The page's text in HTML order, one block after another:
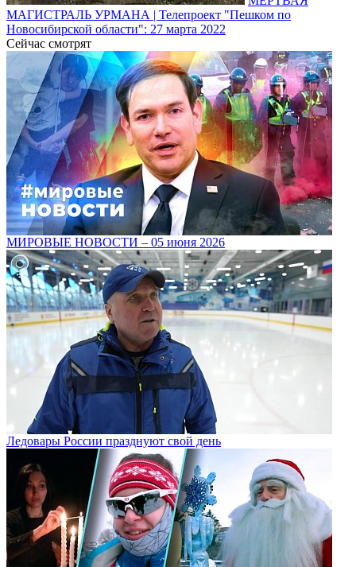
МАГИСТРАЛЬ УРМАНА | Телепроект "Пешком по
Новосибирской области": 27 марта 2022
Сейчас смотрят
МИРОВЫЕ НОВОСТИ – 05 июня 2026
Ледовары России празднуют свой день